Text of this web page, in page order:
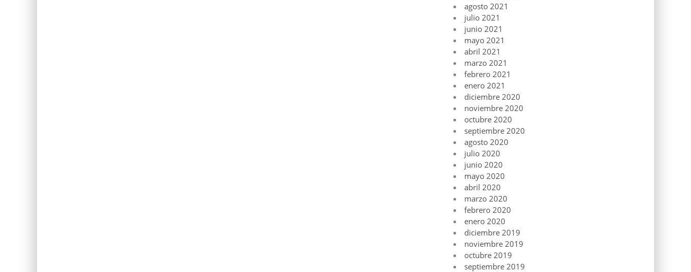
agosto 2021
julio 2021
junio 2021
mayo 2021
abril 2021
marzo 2021
febrero 2021
enero 2021
diciembre 2020
noviembre 2020
octubre 2020
septiembre 2020
agosto 2020
julio 2020
junio 2020
mayo 2020
abril 2020
marzo 2020
febrero 2020
enero 2020
diciembre 2019
noviembre 2019
octubre 2019
septiembre 2019